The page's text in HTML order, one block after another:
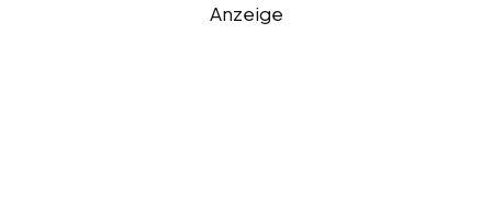
Anzeige